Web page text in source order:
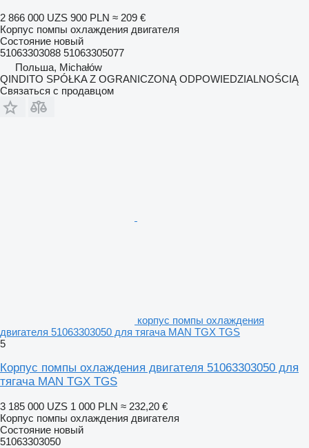
2 866 000 UZS 900 PLN ≈ 209 €
Корпус помпы охлаждения двигателя
Состояние новый
51063303088 51063305077
Польша, Michałów
QINDITO SPÓŁKA Z OGRANICZONĄ ODPOWIEDZIALNOŚCIĄ
Связаться с продавцом
корпус помпы охлаждения
двигателя 51063303050 для тягача MAN TGX TGS
5
Корпус помпы охлаждения двигателя 51063303050 для
тягача MAN TGX TGS
3 185 000 UZS 1 000 PLN ≈ 232,20 €
Корпус помпы охлаждения двигателя
Состояние новый
51063303050